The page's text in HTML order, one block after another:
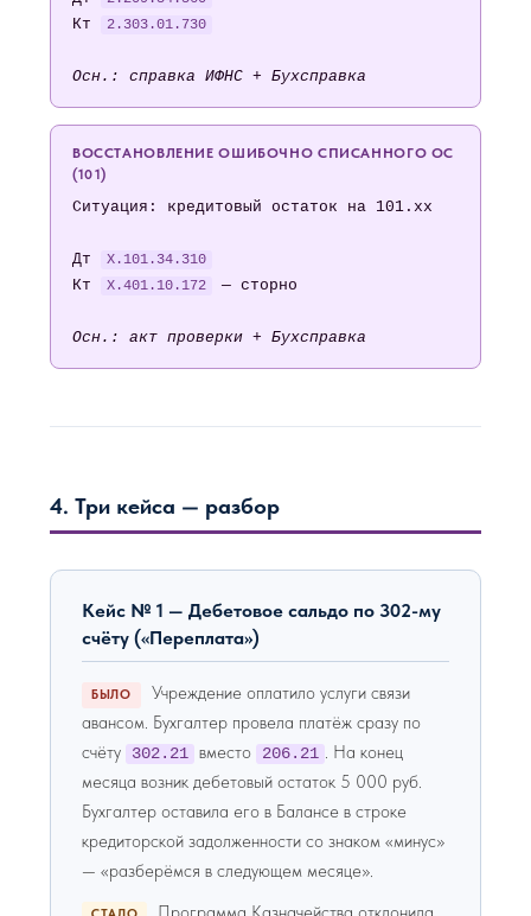
Кт 2.303.01.730
Осн.: справка ИФНС + Бухсправка
ВОССТАНОВЛЕНИЕ ОШИБОЧНО СПИСАННОГО ОС
(101)
Ситуация: кредитовый остаток на 101.хх
Дт X.101.34.310
Кт X.401.10.172 — сторно
Осн.: акт проверки + Бухсправка
4. Три кейса — разбор
Кейс № 1 — Дебетовое сальдо по 302-му
счёту («Переплата»)
БЫЛО
Учреждение оплатило услуги связи
авансом. Бухгалтер провела платёж сразу по
счёту
302.21 вместо 206.21 . На конец
месяца возник дебетовый остаток 5 000 руб.
Бухгалтер оставила его в Балансе в строке
кредиторской задолженности со знаком «минус»
— «разберёмся в следующем месяце».